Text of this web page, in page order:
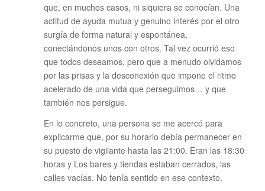
que, en muchos casos, ni siquiera se conocían. Una
actitud de ayuda mutua y genuino interés por el otro
surgía de forma natural y espontánea,
conectándonos unos con otros. Tal vez ocurrió eso
que todos deseamos, pero que a menudo olvidamos
por las prisas y la desconexión que impone el ritmo
acelerado de una vida que perseguimos… y que
también nos persigue.
En lo concreto, una persona se me acercó para
explicarme que, por su horario debía permanecer en
su puesto de vigilante hasta las 21:00. Eran las 18:30
horas y Los bares y tiendas estaban cerrados, las
calles vacías. No tenía sentido en ese contexto.